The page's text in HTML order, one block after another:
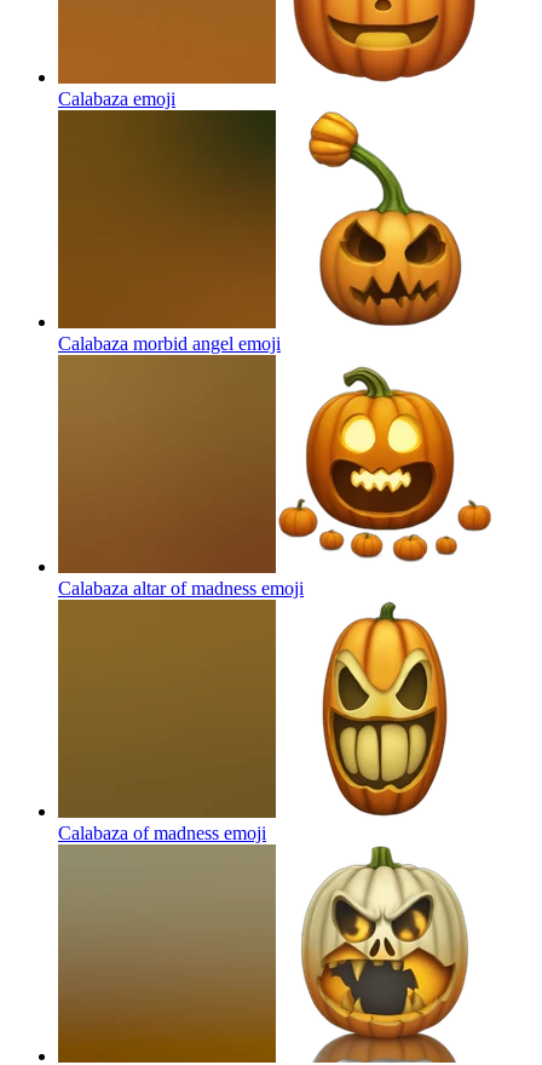
Calabaza emoji
Calabaza morbid angel emoji
Calabaza altar of madness emoji
Calabaza of madness emoji